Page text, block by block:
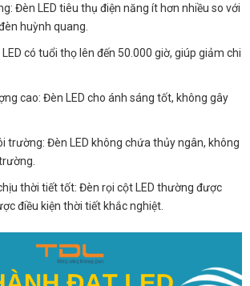
Đèn LED tiêu thụ điện năng ít hơn nhiều so với
huỳnh quang.
có tuổi thọ lên đến 50.000 giờ, giúp giảm chi
cao: Đèn LED cho ánh sáng tốt, không gây
trường: Đèn LED không chứa thủy ngân, không
thời tiết tốt: Đèn rọi cột LED thường được
điều kiện thời tiết khắc nghiệt.